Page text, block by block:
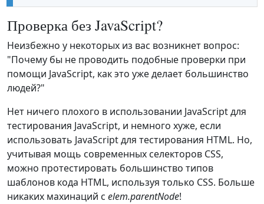
Проверка без JavaScript?
Неизбежно у некоторых из вас возникнет вопрос:
"Почему бы не проводить подобные проверки при
помощи JavaScript, как это уже делает большинство
людей?"
Нет ничего плохого в использовании JavaScript для
тестирования JavaScript, и немного хуже, если
использовать JavaScript для тестирования HTML. Но,
учитывая мощь современных селекторов CSS,
можно протестировать большинство типов
шаблонов кода HTML, используя только CSS. Больше
никаких махинаций с elem.parentNode!